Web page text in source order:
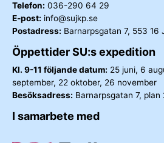
Telefon: 036-290 64 29
E-post: info@sujkp.se
Postadress: Barnarpsgatan 7, 553 16
Öppettider SU:s expedition
Kl. 9-11 följande datum: 25 juni, 6
september, 22 oktober, 26 november
Besöksadress: Barnarpsgatan 7, plan
I samarbete med